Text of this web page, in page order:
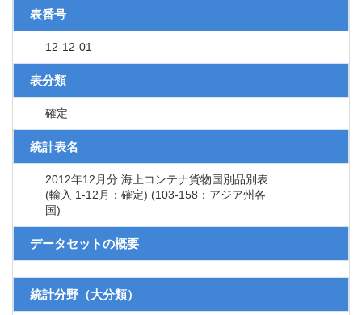
表番号
12-12-01
表分類
確定
統計表名
2012年12月分 海上コンテナ貨物国別品別表
(輸入 1-12月：確定) (103-158：アジア州各
国)
データセットの概要
統計分野（大分類）